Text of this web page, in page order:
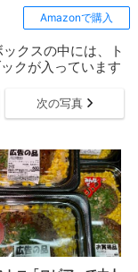
Amazonで購入
ックスの中には、ト
クが入っています
次の写真